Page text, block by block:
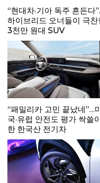
“현대차·기아 독주 흔든다
하이브리드 오너들이 극찬
3천만 원대 SUV
“패밀리카 고민 끝났네”…
국·유럽 안전도 평가 싹쓸
한 한국산 전기차